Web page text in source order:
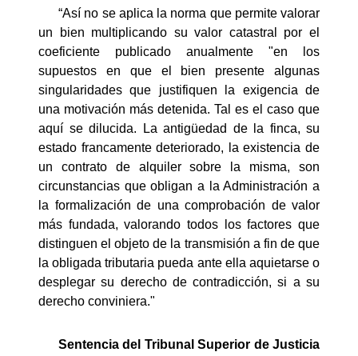
“Así no se aplica la norma que permite valorar
un bien multiplicando su valor catastral por el
coeficiente publicado anualmente "en los
supuestos en que el bien presente algunas
singularidades que justifiquen la exigencia de
una motivación más detenida. Tal es el caso que
aquí se dilucida. La antigüedad de la finca, su
estado francamente deteriorado, la existencia de
un contrato de alquiler sobre la misma, son
circunstancias que obligan a la Administración a
la formalización de una comprobación de valor
más fundada, valorando todos los factores que
distinguen el objeto de la transmisión a fin de que
la obligada tributaria pueda ante ella aquietarse o
desplegar su derecho de contradicción, si a su
derecho conviniera."
Sentencia del Tribunal Superior de Justicia